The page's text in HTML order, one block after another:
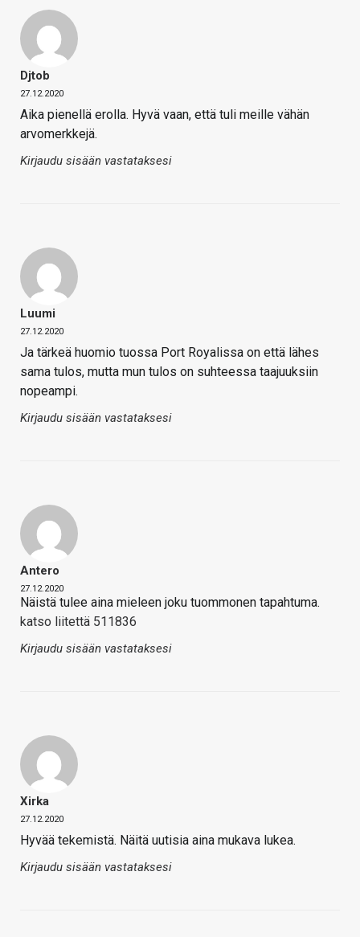
Djtob
27.12.2020
Aika pienellä erolla. Hyvä vaan, että tuli meille vähän
arvomerkkejä.
Kirjaudu sisään vastataksesi
Luumi
27.12.2020
Ja tärkeä huomio tuossa Port Royalissa on että lähes
sama tulos, mutta mun tulos on suhteessa taajuuksiin
nopeampi.
Kirjaudu sisään vastataksesi
Antero
27.12.2020
Näistä tulee aina mieleen joku tuommonen tapahtuma.
katso liitettä 511836
Kirjaudu sisään vastataksesi
Xirka
27.12.2020
Hyvää tekemistä. Näitä uutisia aina mukava lukea.
Kirjaudu sisään vastataksesi